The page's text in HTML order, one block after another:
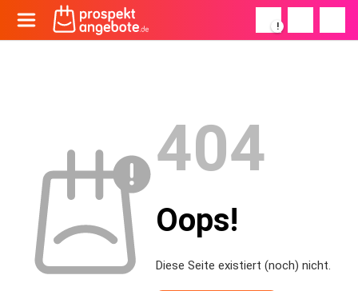
!
404
Oops!
Diese Seite existiert (noch) nicht.